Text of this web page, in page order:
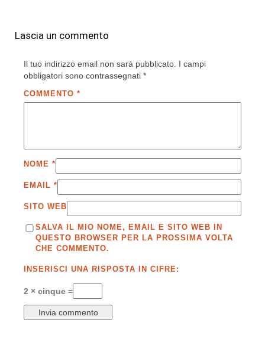
Lascia un commento
Il tuo indirizzo email non sarà pubblicato. I campi
obbligatori sono contrassegnati *
COMMENTO *
NOME *
EMAIL *
SITO WEB
SALVA IL MIO NOME, EMAIL E SITO WEB IN
QUESTO BROWSER PER LA PROSSIMA VOLTA
CHE COMMENTO.
INSERISCI UNA RISPOSTA IN CIFRE:
2 × cinque =